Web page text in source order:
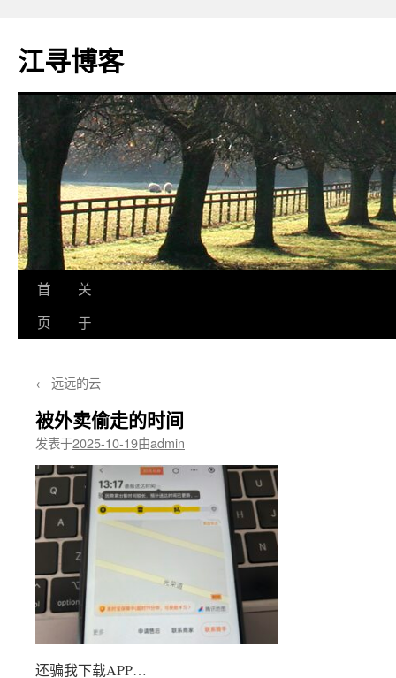
江寻博客
跳
文
首
页
关
于
← 远远的云
被外卖偷走的时间
发表于2025-10-19由admin
还骗我下载APP…